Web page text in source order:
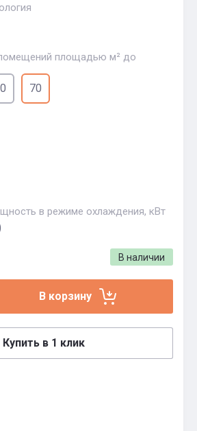
площадью м² до
70
в режиме охлаждения, кВт
В наличии
В корзину
Купить в 1 клик